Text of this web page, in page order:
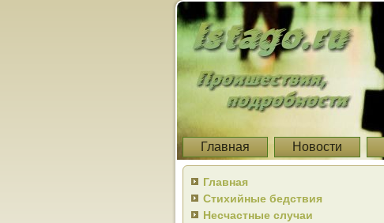
Главная Новости
Главная
Стихийные бедствия
Несчастные случаи